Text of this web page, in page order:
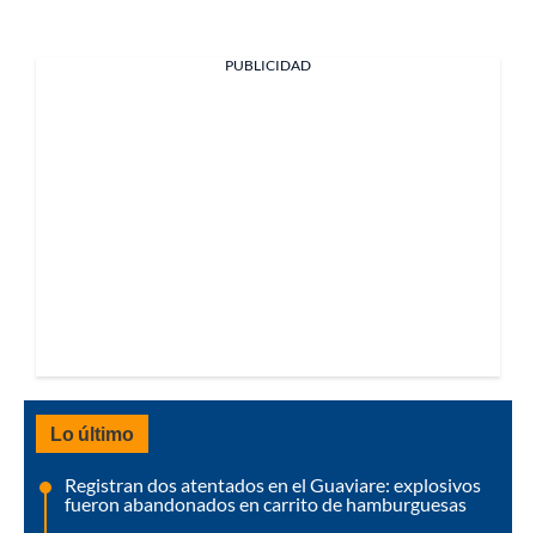
PUBLICIDAD
Lo último
Registran dos atentados en el Guaviare: explosivos
fueron abandonados en carrito de hamburguesas